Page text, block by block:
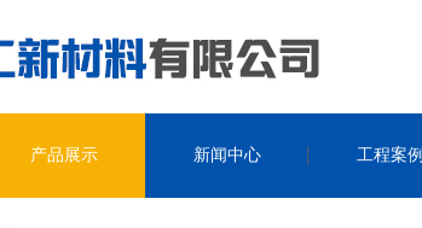
产品展示 新闻中心 工程案例